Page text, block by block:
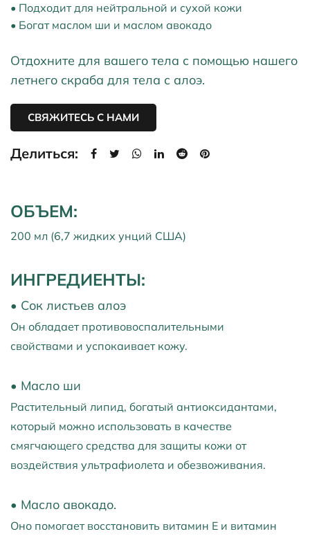
• Подходит для нейтральной и сухой кожи
• Богат маслом ши и маслом авокадо
Отдохните для вашего тела с помощью нашего
летнего скраба для тела с алоэ.
СВЯЖИТЕСЬ С НАМИ
Делиться:
ОБЪЕМ:
200 мл (6,7 жидких унций США)
ИНГРЕДИЕНТЫ:
• Сок листьев алоэ
Он обладает противовоспалительными
свойствами и успокаивает кожу.
• Масло ши
Растительный липид, богатый антиоксидантами,
который можно использовать в качестве
смягчающего средства для защиты кожи от
воздействия ультрафиолета и обезвоживания.
• Масло авокадо.
Оно помогает восстановить витамин Е и витамин